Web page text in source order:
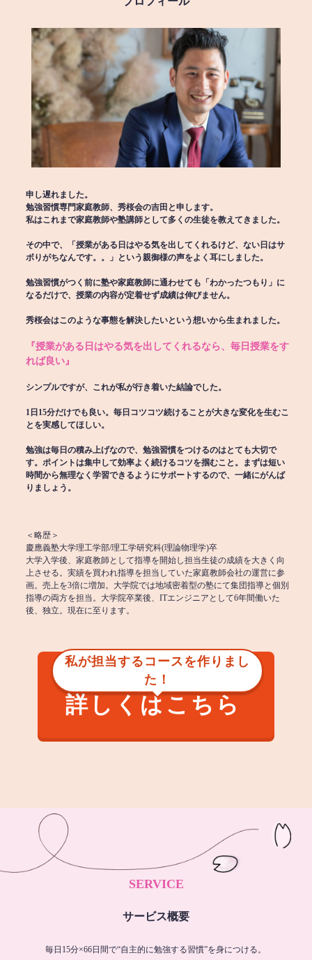
申し遅れました。
勉強習慣専門家庭教師、秀桜会の吉田と申します。
私はこれまで家庭教師や塾講師として多くの生徒を教えてきました。
その中で、「授業がある日はやる気を出してくれるけど、ない日はサ
ボりがちなんです。。」という親御様の声をよく耳にしました。
勉強習慣がつく前に塾や家庭教師に通わせても「わかったつもり」に
なるだけで、授業の内容が定着せず成績は伸びません。
秀桜会はこのような事態を解決したいという想いから生まれました。
『授業がある日はやる気を出してくれるなら、毎日授業をす
れば良い』
シンプルですが、これが私が行き着いた結論でした。
1日15分だけでも良い。毎日コツコツ続けることが大きな変化を生むこ
とを実感してほしい。
勉強は毎日の積み上げなので、勉強習慣をつけるのはとても大切で
す。ポイントは集中して効率よく続けるコツを掴むこと。まずは短い
時間から無理なく学習できるようにサポートするので、一緒にがんば
りましょう。
＜略歴＞
慶應義塾大学理工学部/理工学研究科(理論物理学)卒
大学入学後、家庭教師として指導を開始し担当生徒の成績を大きく向
上させる。実績を買われ指導を担当していた家庭教師会社の運営に参
画。売上を3倍に増加。大学院では地域密着型の塾にて集団指導と個別
指導の両方を担当。大学院卒業後、ITエンジニアとして6年間働いた
後、独立。現在に至ります。
私が担当するコースを作りまし
た！
詳しくはこちら
SERVICE
サービス概要
毎日15分×66日間で“自主的に勉強する習慣”を身につける。